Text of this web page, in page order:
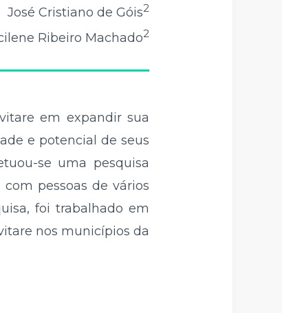
José Cristiano de Góis2
Ribeiro Machado2
em expandir sua
e potencial de seus
se uma pesquisa
pessoas de vários
foi trabalhado em
nos municípios da